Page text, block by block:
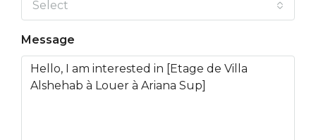
Select
Message